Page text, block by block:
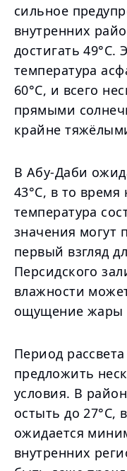
сильное
внутренних
достигать 49°C.
температура
60°C, и всего
прямыми
крайне
В Абу-Даби
43°C, в то
температура
значения могут
первый взгляд
Персидского
влажности
ощущение жары
Период
предложить
условия. В
остыть до 27°C,
ожидается
внутренних